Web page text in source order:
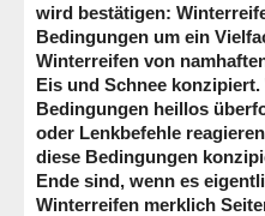
wird bestätigen:
Bedingungen um ein
Winterreifen von
Eis und Schnee
Bedingungen heillos
oder Lenkbefehle
diese Bedingungen
Ende sind, wenn es
Winterreifen merklich